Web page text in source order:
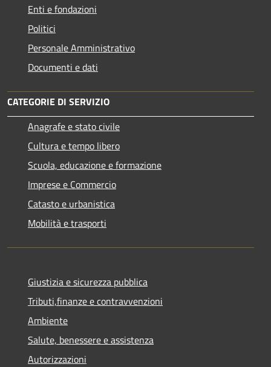
Enti e fondazioni
Politici
Personale Amministrativo
Documenti e dati
CATEGORIE DI SERVIZIO
Anagrafe e stato civile
Cultura e tempo libero
Scuola, educazione e formazione
Imprese e Commercio
Catasto e urbanistica
Mobilità e trasporti
Giustizia e sicurezza pubblica
Tributi,finanze e contravvenzioni
Ambiente
Salute, benessere e assistenza
Autorizzazioni